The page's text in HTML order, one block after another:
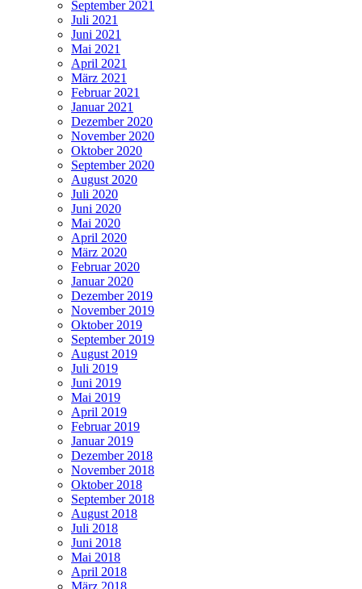
September 2021
Juli 2021
Juni 2021
Mai 2021
April 2021
März 2021
Februar 2021
Januar 2021
Dezember 2020
November 2020
Oktober 2020
September 2020
August 2020
Juli 2020
Juni 2020
Mai 2020
April 2020
März 2020
Februar 2020
Januar 2020
Dezember 2019
November 2019
Oktober 2019
September 2019
August 2019
Juli 2019
Juni 2019
Mai 2019
April 2019
Februar 2019
Januar 2019
Dezember 2018
November 2018
Oktober 2018
September 2018
August 2018
Juli 2018
Juni 2018
Mai 2018
April 2018
März 2018